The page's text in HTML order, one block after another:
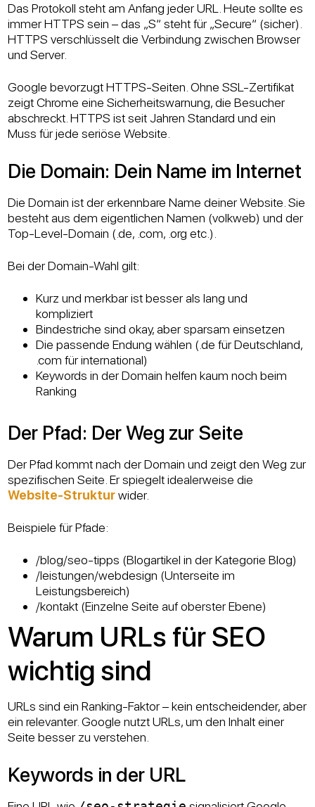
Das Protokoll steht am Anfang jeder URL. Heute sollte es
immer HTTPS sein – das „S“ steht für „Secure“ (sicher).
HTTPS verschlüsselt die Verbindung zwischen Browser
und Server.
Google bevorzugt HTTPS-Seiten. Ohne SSL-Zertifikat
zeigt Chrome eine Sicherheitswarnung, die Besucher
abschreckt. HTTPS ist seit Jahren Standard und ein
Muss für jede seriöse Website.
Die Domain: Dein Name im Internet
Die Domain ist der erkennbare Name deiner Website. Sie
besteht aus dem eigentlichen Namen (volkweb) und der
Top-Level-Domain (.de, .com, .org etc.).
Bei der Domain-Wahl gilt:
Kurz und merkbar ist besser als lang und
kompliziert
Bindestriche sind okay, aber sparsam einsetzen
Die passende Endung wählen (.de für Deutschland,
.com für international)
Keywords in der Domain helfen kaum noch beim
Ranking
Der Pfad: Der Weg zur Seite
Der Pfad kommt nach der Domain und zeigt den Weg zur
spezifischen Seite. Er spiegelt idealerweise die
Website-Strukturwider.
Beispiele für Pfade:
/blog/seo-tipps (Blogartikel in der Kategorie Blog)
/leistungen/webdesign (Unterseite im
Leistungsbereich)
/kontakt (Einzelne Seite auf oberster Ebene)
Warum URLs für SEO
wichtig sind
URLs sind ein Ranking-Faktor – kein entscheidender, aber
ein relevanter. Google nutzt URLs, um den Inhalt einer
Seite besser zu verstehen.
Keywords in der URL